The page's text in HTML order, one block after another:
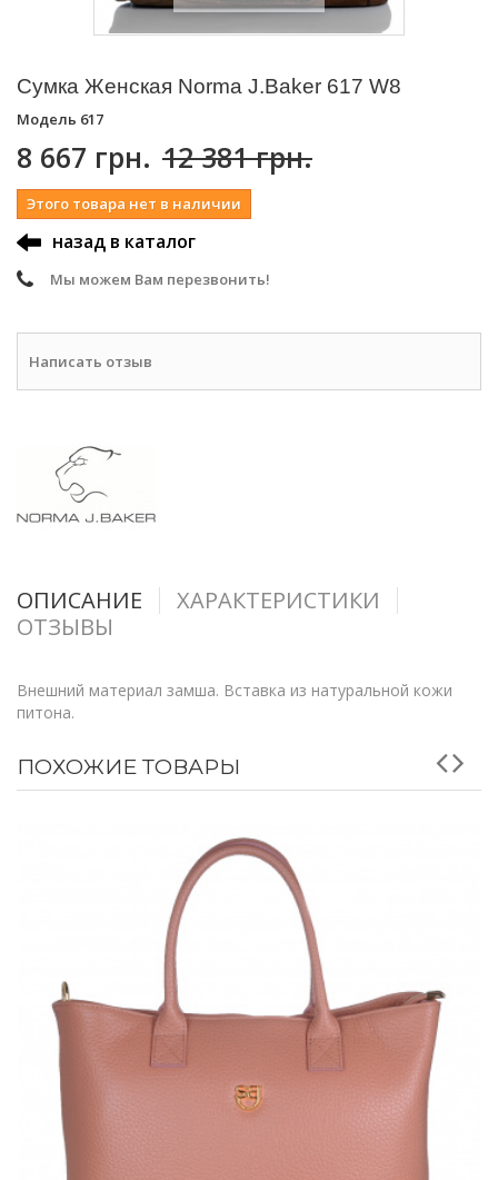
Сумка Женская Norma J.Baker 617 W8
Модель 617
8 667 грн. 12 381 грн.
Этого товара нет в наличии
назад в каталог
Мы можем Вам перезвонить!
Написать отзыв
ОПИСАНИЕ
ХАРАКТЕРИСТИКИ
ОТЗЫВЫ
Внешний материал замша. Вставка из натуральной кожи
питона.
ПОХОЖИЕ ТОВАРЫ